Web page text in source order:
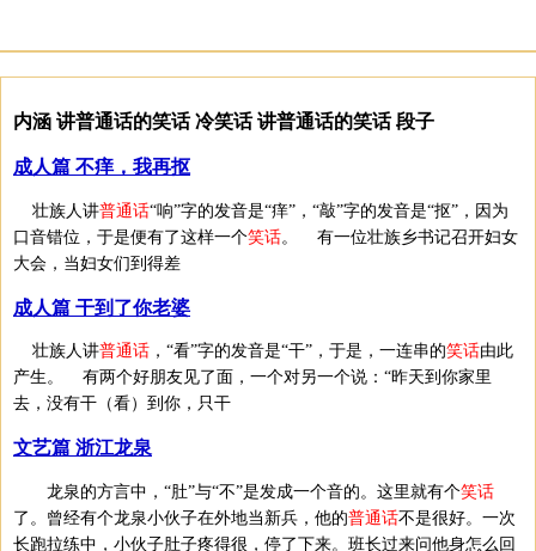
内涵 讲普通话的笑话 冷笑话 讲普通话的笑话 段子
成人篇 不痒，我再抠
壮族人讲普通话“响”字的发音是“痒”，“敲”字的发音是“抠”，因为
口音错位，于是便有了这样一个笑话。 有一位壮族乡书记召开妇女
大会，当妇女们到得差
成人篇 干到了你老婆
壮族人讲普通话 ，“看”字的发音是“干”，于是，一连串的笑话由此
产生。 有两个好朋友见了面，一个对另一个说：“昨天到你家里
去，没有干（看）到你，只干
文艺篇 浙江龙泉
龙泉的方言中，“肚”与“不”是发成一个音的。这里就有个笑话
了。曾经有个龙泉小伙子在外地当新兵，他的普通话不是很好。一次
长跑拉练中，小伙子肚子疼得很，停了下来。班长过来问他身怎么回